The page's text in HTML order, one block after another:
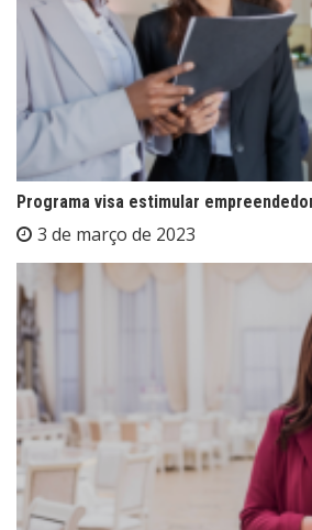
Programa visa estimular
3 de março de 2023